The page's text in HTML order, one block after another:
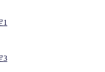
1
3